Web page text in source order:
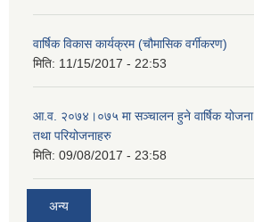
वार्षिक विकास कार्यक्रम (चौमासिक वर्गीकरण)
मिति: 11/15/2017 - 22:53
आ.व. २०७४।०७५ मा सञ्चालन हुने वार्षिक योजना
तथा परियोजनाहरु
मिति: 09/08/2017 - 23:58
अन्य